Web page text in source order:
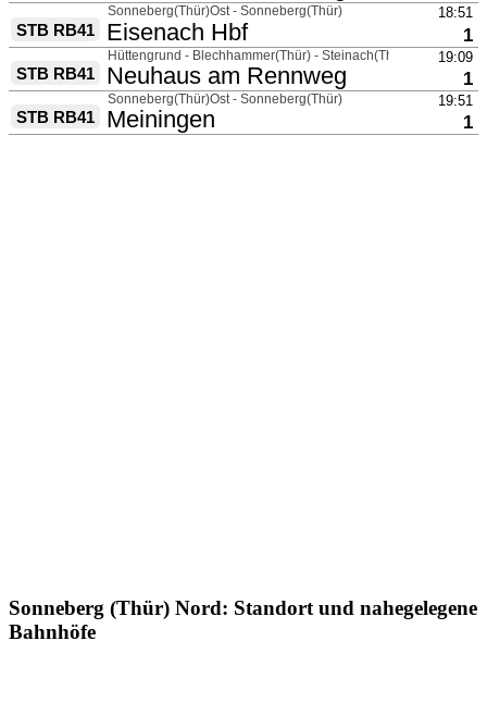
Sonneberg (Thür) Nord: Standort und nahegelegene
Bahnhöfe